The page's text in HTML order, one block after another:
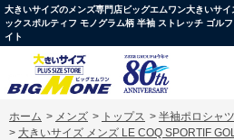
大きいサイズのメンズ専門店ビッグエムワン大きいサ
ックスポルティフ モノグラム柄 半袖 ストレッチ ゴル
イト
ホーム > メンズ > トップス > 半袖ポロシャツ
> 大きいサイズ メンズ LE COQ SPORTIF